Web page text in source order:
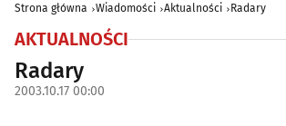
Strona główna Wiadomości Aktualności Radary
AKTUALNOŚCI
Radary
2003.10.17 00:00